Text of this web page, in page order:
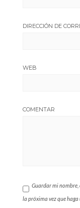
DIRECCIÓN DE
WEB
COMENTAR
Guardar mi nombre,
la próxima vez que